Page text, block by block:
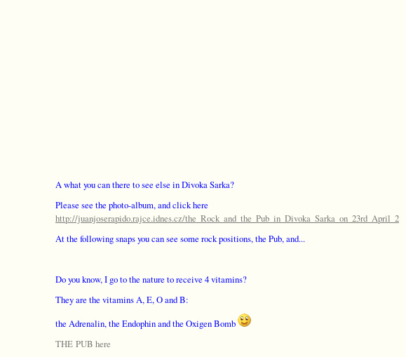
A what you can there to see else in Divoka Sarka?
Please see the photo-album, and click here
http://juanjoserapido.rajce.idnes.cz/the_Rock_and_the_Pub_in_Divoka_Sarka_on_23rd_April_2014
At the following snaps you can see some rock positions, the Pub, and...
Do you know, I go to the nature to receive 4 vitamins?
They are the vitamins A, E, O and B:
the Adrenalin, the Endophin and the Oxigen Bomb
THE PUB here